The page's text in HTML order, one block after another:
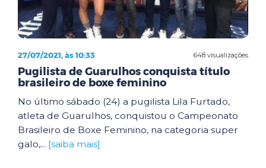
648 visualizações
27/07/2021, às 10:33
Pugilista de Guarulhos conquista título
brasileiro de boxe feminino
No último sábado (24) a pugilista Lila Furtado,
atleta de Guarulhos, conquistou o Campeonato
Brasileiro de Boxe Feminino, na categoria super
galo,... [saiba mais]